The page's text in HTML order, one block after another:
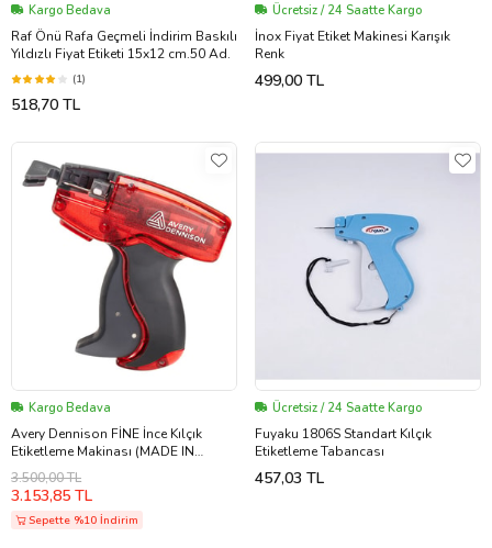
Kargo Bedava
Raf Önü Rafa Geçmeli İndirim Baskılı
Yıldızlı Fiyat Etiketi 15x12 cm.50 Ad.
(1)
518,70 TL
Ücretsiz / 24 Saatte Kargo
İnox Fiyat Etiket Makinesi Karışık
Renk
499,00 TL
Kargo Bedava
Avery Dennison FİNE İnce Kılçık
Etiketleme Makinası (MADE IN
EUROPA)
3.500,00 TL
3.153,85 TL
Sepette %10 İndirim
Ücretsiz / 24 Saatte Kargo
Fuyaku 1806S Standart Kılçık
Etiketleme Tabancası
457,03 TL